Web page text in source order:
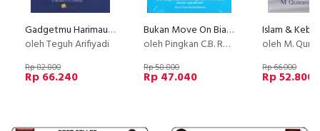
Gadgetmu Harimaumu : Tips #Melek Hukum Eksis Di Medsos
oleh Teguh Arifiyadi
Rp 82.800
Rp 66.240
Bukan Move On Biasa
oleh Pingkan C.B. Rumondor
Rp 58.800
Rp 47.040
oleh M.
Rp 66.000
Rp 52.800